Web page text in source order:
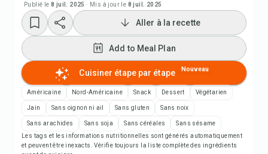
Publié le 8 juil. 2025 · Mis à jour le 8 juil. 2025
Regarder la vidéo de la recette
Add to Meal Plan
Add to Shopping List
Notes de recette
Aller à la recette
Add to Meal Plan
Cuisiner étape par étape Nouveau
Américaine Nord-Américaine Snack Dessert Végétarien
Jain Sans oignon ni ail Sans gluten Sans noix
Sans arachides Sans soja Sans céréales
Sans sésame
Les tags et les informations nutritionnelles sont générés automatiquement
et peuvent être inexacts. Vérifie toujours la liste complète des ingrédients